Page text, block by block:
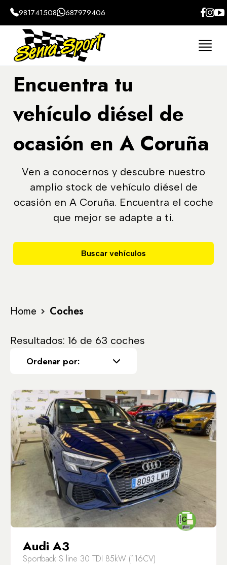
981741508 687979406
Encuentra tu
vehículo diésel de
ocasión en A Coruña
Ven a conocernos y descubre nuestro
amplio stock de vehículo diésel de
ocasión en A Coruña. Encuentra el coche
que mejor se adapte a ti.
Buscar vehículos
Home Coches
Resultados: 16 de 63 coches
Ordenar por:
Audi A3
Sportback S line 30 TDI 85kW (116CV)